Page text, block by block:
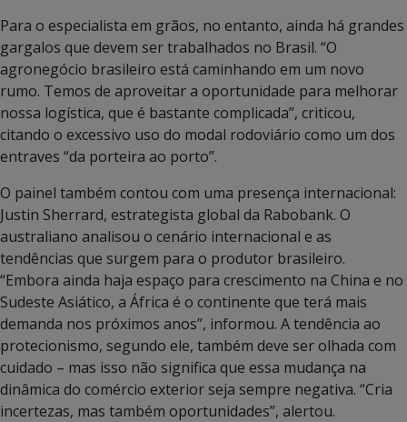
Para o especialista em grãos, no entanto, ainda há grandes
gargalos que devem ser trabalhados no Brasil. “O
agronegócio brasileiro está caminhando em um novo
rumo. Temos de aproveitar a oportunidade para melhorar
nossa logística, que é bastante complicada”, criticou,
citando o excessivo uso do modal rodoviário como um dos
entraves “da porteira ao porto”.
O painel também contou com uma presença internacional:
Justin Sherrard, estrategista global da Rabobank. O
australiano analisou o cenário internacional e as
tendências que surgem para o produtor brasileiro.
“Embora ainda haja espaço para crescimento na China e no
Sudeste Asiático, a África é o continente que terá mais
demanda nos próximos anos”, informou. A tendência ao
protecionismo, segundo ele, também deve ser olhada com
cuidado – mas isso não significa que essa mudança na
dinâmica do comércio exterior seja sempre negativa. “Cria
incertezas, mas também oportunidades”, alertou.